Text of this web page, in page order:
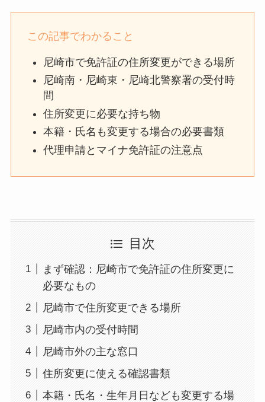
この記事でわかること
尼崎市で免許証の住所変更ができる場所
尼崎南・尼崎東・尼崎北警察署の受付時
間
住所変更に必要な持ち物
本籍・氏名も変更する場合の必要書類
代理申請とマイナ免許証の注意点
目次
まず確認：尼崎市で免許証の住所変更に
必要なもの
尼崎市で住所変更できる場所
尼崎市内の受付時間
尼崎市外の主な窓口
住所変更に使える確認書類
本籍・氏名・生年月日なども変更する場